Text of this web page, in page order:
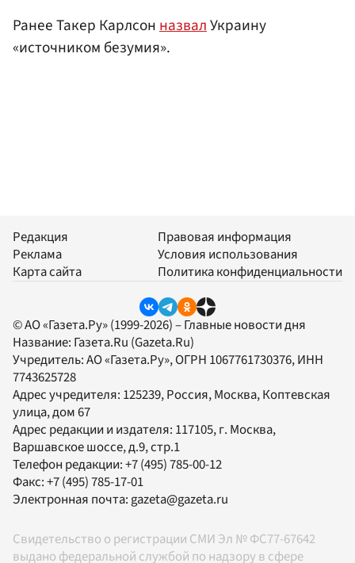
Ранее Такер КарлсонназвалУкраину
«источником безумия».
Редакция
Реклама
Карта сайта
Правовая информация
Условия использования
Политика конфиденциальности
© АО «Газета.Ру» (1999-2026) – Главные новости дня
Название: Газета.Ru (Gazeta.Ru)
Учредитель:АО «Газета.Ру», ОГРН 1067761730376, ИНН
7743625728
Адрес учредителя: 125239, Россия, Москва, Коптевская
улица, дом 67
Адрес редакции и издателя: 117105, г. Москва,
Варшавское шоссе, д.9, стр.1
Телефон редакции:+7 (495) 785-00-12
Факс:+7 (495) 785-17-01
Электронная почта: gazeta@gazeta.ru
Свидетельство о регистрации СМИ Эл № ФС77-67642
выдано федеральной службой по надзору в сфере